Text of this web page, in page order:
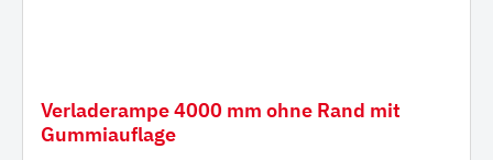
Verladerampe 4000 mm ohne Rand mit
Gummiauflage